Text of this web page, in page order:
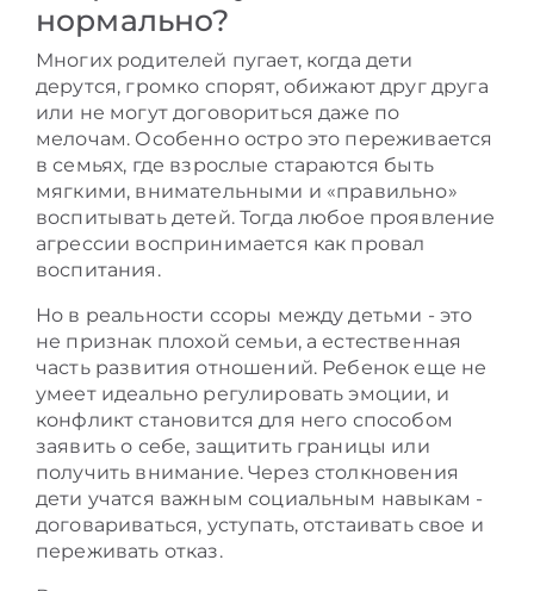
нормально?
Многих родителей пугает, когда дети
дерутся, громко спорят, обижают друг друга
или не могут договориться даже по
мелочам. Особенно остро это переживается
в семьях, где взрослые стараются быть
мягкими, внимательными и «правильно»
воспитывать детей. Тогда любое проявление
агрессии воспринимается как провал
воспитания.
Но в реальности ссоры между детьми - это
не признак плохой семьи, а естественная
часть развития отношений. Ребенок еще не
умеет идеально регулировать эмоции, и
конфликт становится для него способом
заявить о себе, защитить границы или
получить внимание. Через столкновения
дети учатся важным социальным навыкам -
договариваться, уступать, отстаивать свое и
переживать отказ.